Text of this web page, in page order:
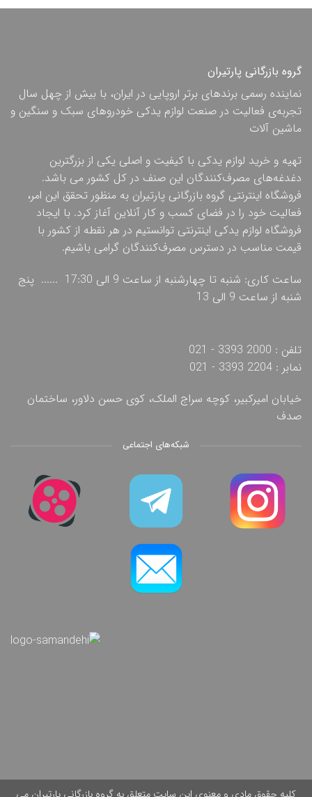
گروه بازرگانی پارتیران
نماینده رسمی برندهای برتر اروپایی در ایران، با بیش از چهل سال
تجربه‌ی فعالیت در صنعت لوازم یدکی خودروهای سبک و سنگین و
ماشین آلات
تهیه و خرید لوازم یدکی با کیفیت و اصلی یکی از بزرگترین
دغدغه‌های مصرف‌کنندگان این صنف در کل کشور می باشد.
فروشگاه اینترنتی گروه بازرگانی پارتیران به منظور تحقق این امر،
فعالیت خود را در فضای کسب و کار آنلاین آغاز کرد. با ایجاد
فروشگاه لوازم یدکی اینترنتی توانستیم در هر نقطه از کشور با
قیمت مناسب در دسترس مصرف‌کنندگان گرامی باشیم.
ساعت کاری: شنبه تا چهارشنبه از ساعت 9 الی 17:30 ...... پنج
شنبه از ساعت 9 الی 13
تلفن : 2000 3393 - 021
نمابر : 2204 3393 - 021
خیابان امیرکبیر، کوچه سراج الملک، کوی حسن دلاور، ساختمان
صدف
شبکه‌های اجتماعی